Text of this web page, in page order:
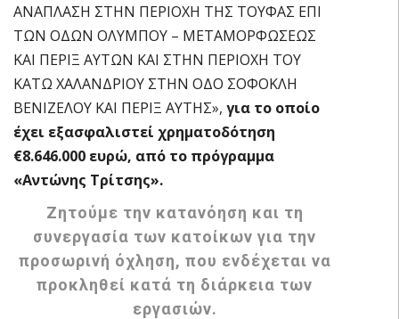
ΑΝΑΠΛΑΣΗ ΣΤΗΝ ΠΕΡΙΟΧΗ ΤΗΣ ΤΟΥΦΑΣ ΕΠΙ
ΤΩΝ ΟΔΩΝ ΟΛΥΜΠΟΥ – ΜΕΤΑΜΟΡΦΩΣΕΩΣ
ΚΑΙ ΠΕΡΙΞ ΑΥΤΩΝ ΚΑΙ ΣΤΗΝ ΠΕΡΙΟΧΗ ΤΟΥ
ΚΑΤΩ ΧΑΛΑΝΔΡΙΟΥ ΣΤΗΝ ΟΔΟ ΣΟΦΟΚΛΗ
ΒΕΝΙΖΕΛΟΥ ΚΑΙ ΠΕΡΙΞ ΑΥΤΗΣ», για το οποίο
έχει εξασφαλιστεί χρηματοδότηση
€8.646.000 ευρώ, από το πρόγραμμα
«Αντώνης Τρίτσης».
Ζητούμε την κατανόηση και τη
συνεργασία των κατοίκων για την
προσωρινή όχληση, που ενδέχεται να
προκληθεί κατά τη διάρκεια των
εργασιών.